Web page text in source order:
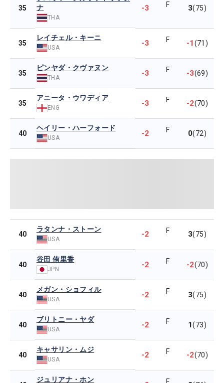
35
ナ
THA
-3 F 3(75)
35
レイチェル・キーニ
USA -3 F -1(71)
35
ピンヤダ・クヴァヌン
THA -3 F -3(69)
35
アニータ・ウワディア
ENG -3 F -2(70)
40
ヘイリー・ハーフォード
USA -2 F 0(72)
40
ラタンナ・ストーン
USA
-2 F 3(75)
40
谷田 侑里香
JPN -2 F -2(70)
40
メガン・ショフィル
USA -2 F 3(75)
40
ブリトニー・ヤダ
USA -2 F 1(73)
40
キャサリン・ムジ
USA -2 F -2(70)
ジュリアナ・ホン